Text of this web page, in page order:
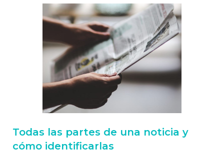
Todas las partes de una noticia y
cómo identificarlas